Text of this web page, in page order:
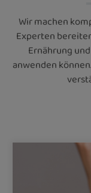
Wir machen
Experten
Ernährung
anwenden können.